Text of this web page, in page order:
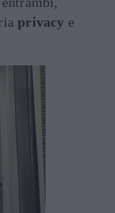
privacy e